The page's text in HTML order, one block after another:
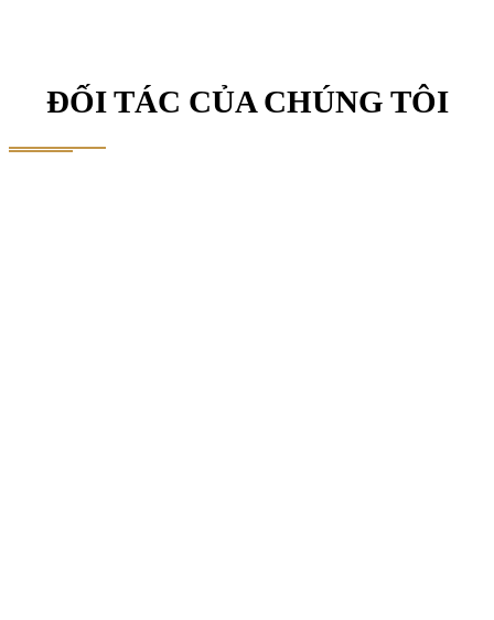
ĐỐI TÁC CỦA CHÚNG TÔI